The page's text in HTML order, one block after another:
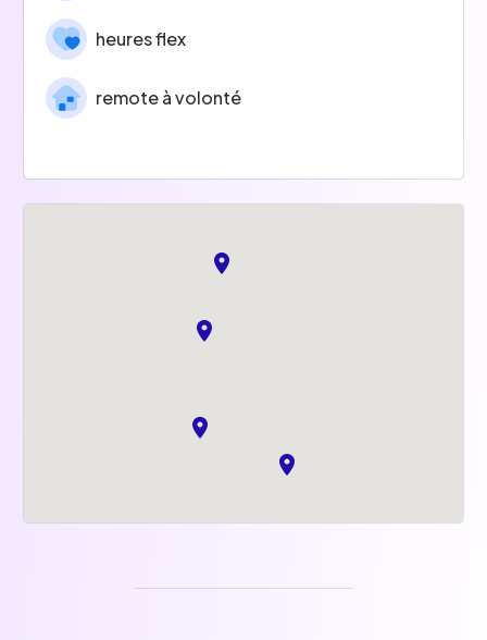
heures flex
remote à volonté